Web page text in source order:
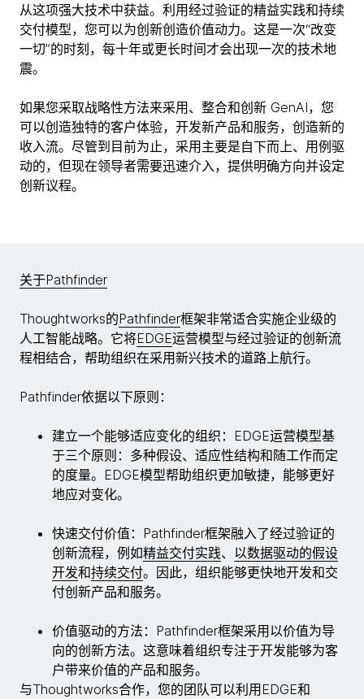
从这项强大技术中获益。利用经过验证的精益实践和持续
交付模型，您可以为创新创造价值动力。这是一次“改变
一切”的时刻，每十年或更长时间才会出现一次的技术地
震。
如果您采取战略性方法来采用、整合和创新 GenAI，您
可以创造独特的客户体验，开发新产品和服务，创造新的
收入流。尽管到目前为止，采用主要是自下而上、用例驱
动的，但现在领导者需要迅速介入，提供明确方向并设定
创新议程。
关于Pathfinder
Thoughtworks的Pathfinder框架非常适合实施企业级的
人工智能战略。它将EDGE运营模型与经过验证的创新流
程相结合，帮助组织在采用新兴技术的道路上航行。
Pathfinder依据以下原则：
建立一个能够适应变化的组织：EDGE运营模型基
于三个原则：多种假设、适应性结构和随工作而定
的度量。EDGE模型帮助组织更加敏捷，能够更好
地应对变化。
快速交付价值：Pathfinder框架融入了经过验证的
创新流程，例如精益交付实践、 以数据驱动的假设
开发和持续交付。因此，组织能够更快地开发和交
付创新产品和服务。
价值驱动的方法：Pathfinder框架采用以价值为导
向的创新方法。这意味着组织专注于开发能够为客
户带来价值的产品和服务。
与Thoughtworks合作，您的团队可以利用EDGE和